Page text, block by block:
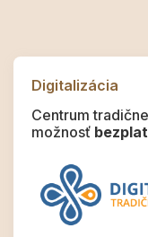
Digitalizácia
Centrum
možnosť